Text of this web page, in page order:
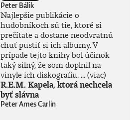
Peter Bálik
Najlepšie publikácie o
hudobníkoch sú tie, ktoré si
prečítate a dostane neodvratnú
chuť pustiť si ich albumy. V
prípade tejto knihy bol účinok
taký silný, že som doplnil na
vinyle ich diskografiu. ...(viac)
R.E.M. Kapela, ktorá nechcela
byť slávna
Peter Ames Carlin